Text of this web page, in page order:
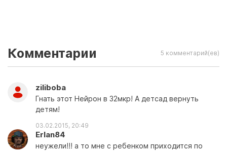
Комментарии 5 комментарий(ев)
ziliboba
Гнать этот Нейрон в 32мкр! А детсад вернуть
детям!
03.02.2015, 20:49
Erlan84
неужели!!! а то мне с ребенком приходится по